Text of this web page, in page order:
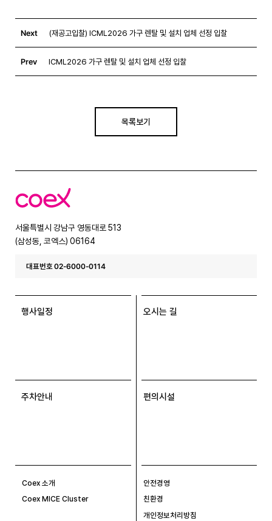
Next (재공고입찰) ICML2026 가구 렌탈 및 설치 업체 선정 입찰
Prev ICML2026 가구 렌탈 및 설치 업체 선정 입찰
목록보기
코
엑
서울특별시 강남구 영동대로 513
(삼성동, 코엑스) 06164
대표번호 02-6000-0114
행사일정 오시는 길
주차안내 편의시설
Coex 소개
Coex MICE Cluster
안전경영
친환경
개인정보처리방침